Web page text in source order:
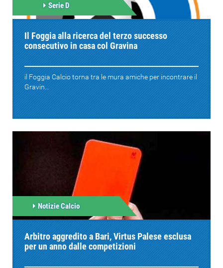
Serie D
Il Foggia alla ricerca del terzo successo
consecutivo in casa col Gravina
il Foggia Calcio torna tra le mura amiche per incontrare il
Gravin...
Notizie Calcio
Arbitro aggredito a Bari, Virtus Palese esclusa
per un anno dalle competizioni